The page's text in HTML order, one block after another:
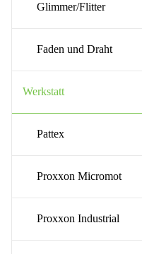
Glimmer/Flitter
Faden und Draht
Werkstatt
Pattex
Proxxon Micromot
Proxxon Industrial